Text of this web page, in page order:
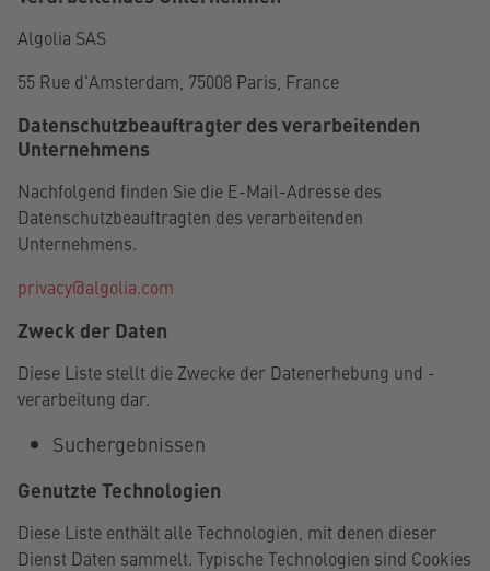
Algolia SAS
55 Rue d'Amsterdam, 75008 Paris, France
Datenschutzbeauftragter des verarbeitenden
Unternehmens
Nachfolgend finden Sie die E-Mail-Adresse des
Datenschutzbeauftragten des verarbeitenden
Unternehmens.
privacy@algolia.com
Zweck der Daten
Diese Liste stellt die Zwecke der Datenerhebung und -
verarbeitung dar.
Suchergebnissen
Genutzte Technologien
Diese Liste enthält alle Technologien, mit denen dieser
Dienst Daten sammelt. Typische Technologien sind Cookies